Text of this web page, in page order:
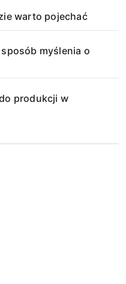
warto pojechać
myślenia o
produkcji w